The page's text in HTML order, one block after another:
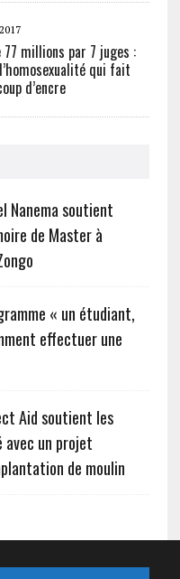
77 millions par 7 juges :
qui fait
d’encre
Nanema soutient
de Master à
« un étudiant,
effectuer une
Aid soutient les
avec un projet
de moulin